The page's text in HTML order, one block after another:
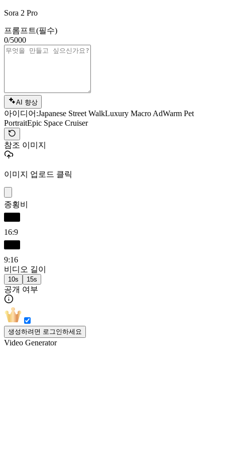
Sora 2 Pro
프롬프트(필수)
0/5000
AI 향상
아이디어:Japanese Street WalkLuxury Macro AdWarm Pet
PortraitEpic Space Cruiser
참조 이미지
이미지 업로드 클릭
종횡비
16:9
9:16
비디오 길이
10s 15s
공개 여부
생성하려면 로그인하세요
Video Generator